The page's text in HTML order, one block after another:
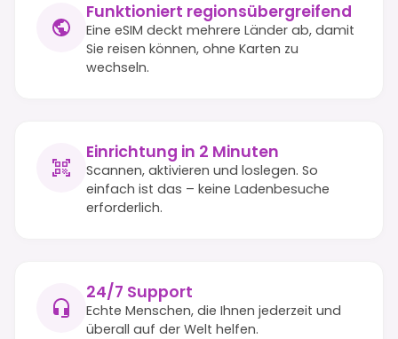
Funktioniert regionsübergreifend
Eine eSIM deckt mehrere Länder ab, damit
Sie reisen können, ohne Karten zu
wechseln.
Einrichtung in 2 Minuten
Scannen, aktivieren und loslegen. So
einfach ist das – keine Ladenbesuche
erforderlich.
24/7 Support
Echte Menschen, die Ihnen jederzeit und
überall auf der Welt helfen.